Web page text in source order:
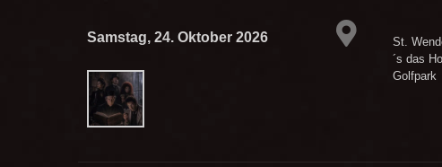
Samstag, 24. Oktober 2026
St.
´s das
Golfpark